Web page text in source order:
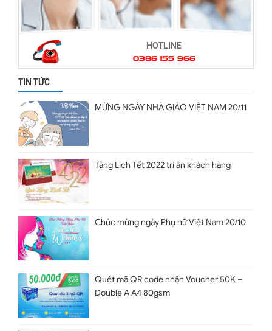
HOTLINE
0386 155 966
TIN TỨC
MỪNG NGÀY NHÀ GIÁO VIỆT NAM 20/11
Tặng Lịch Tết 2022 tri ân khách hàng
Chúc mừng ngày Phụ nữ Việt Nam 20/10
Quét mã QR code nhận Voucher 50K –
Double A A4 80gsm